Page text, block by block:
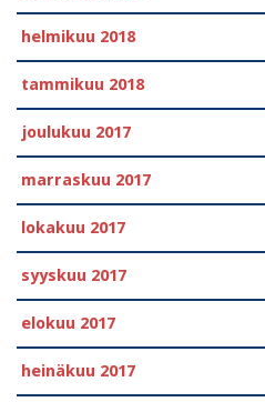
helmikuu 2018
tammikuu 2018
joulukuu 2017
marraskuu 2017
lokakuu 2017
syyskuu 2017
elokuu 2017
heinäkuu 2017